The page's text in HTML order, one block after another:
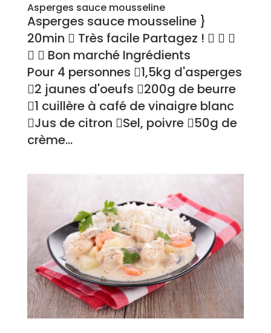
Asperges sauce mousseline
Asperges sauce mousseline }
20min  Très facile Partagez !   
  Bon marché Ingrédients
Pour 4 personnes 1,5kg d'asperges
2 jaunes d'oeufs 200g de beurre
1 cuillère à café de vinaigre blanc
Jus de citron Sel, poivre 50g de
crème...